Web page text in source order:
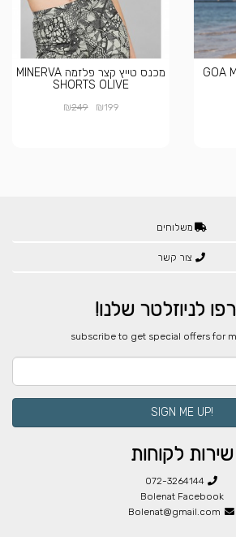
מכנס טייץ קצר פלזמה MINERVA
SHORTS OLIVE
₪199
₪249
משלוחים
צור קשר
לניוזלטר שלנו!
​subscribe to get special offers for
!SIGN ME UP
שירות לקוחות
072-3264144
Bolenat Facebook
Bolenat@gmail.com